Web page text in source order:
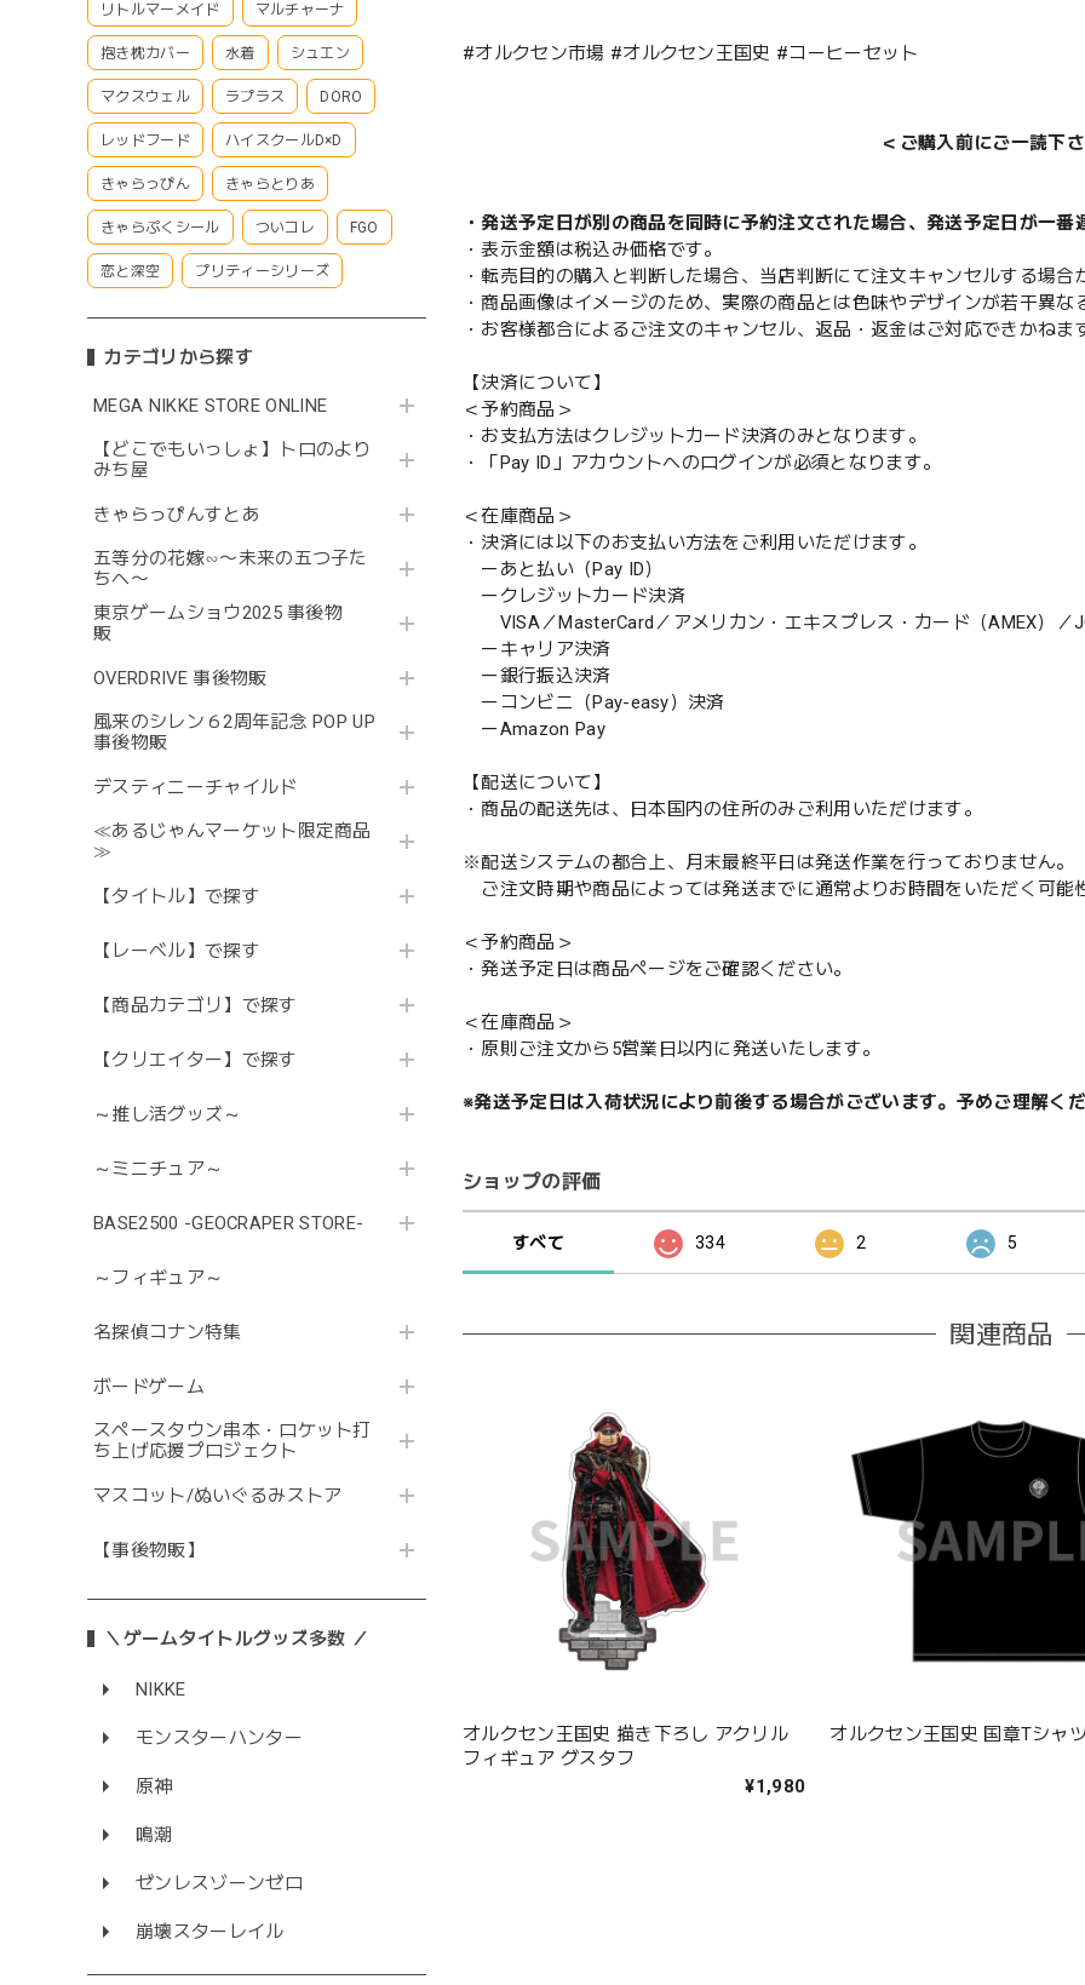
リトルマーメイド マルチャーナ
抱き枕カバー 水着 シュエン
マクスウェル ラプラス DORO
レッドフード ハイスクールD×D
きゃらっぴん きゃらとりあ
きゃらぷくシール ついコレ FGO
恋と深空 プリティーシリーズ
カテゴリから探す
MEGA NIKKE STORE ONLINE
【どこでもいっしょ】トロのより
みち屋
きゃらっぴんすとあ
五等分の花嫁∽〜未来の五つ子た
ちへ〜
東京ゲームショウ2025 事後物
販
OVERDRIVE 事後物販
風来のシレン６2周年記念 POP UP
事後物販
デスティニーチャイルド
≪あるじゃんマーケット限定商品
≫
【タイトル】で探す
【レーベル】で探す
【商品カテゴリ】で探す
【クリエイター】で探す
～推し活グッズ～
～ミニチュア～
BASE2500 -GEOCRAPER STORE-
～フィギュア～
名探偵コナン特集
ボードゲーム
スペースタウン串本・ロケット打
ち上げ応援プロジェクト
マスコット/ぬいぐるみストア
【事後物販】
＼ゲームタイトルグッズ多数 ／
NIKKE
モンスターハンター
原神
鳴潮
ゼンレスゾーンゼロ
崩壊スターレイル
#オルクセン市場 #オルクセン王国史 #コーヒーセット
＜ご購入前にご一読下
・発送予定日が別の商品を同時に予約注文された場合、発送予定日が一
・表示金額は税込み価格です。
・転売目的の購入と判断した場合、当店判断にて注文キャンセルする場合
・商品画像はイメージのため、実際の商品とは色味やデザインが若干異な
・お客様都合によるご注文のキャンセル、返品・返金はご対応できかねま
【決済について】
＜予約商品＞
・お支払方法はクレジットカード決済のみとなります。
・「Pay ID」アカウントへのログインが必須となります。
＜在庫商品＞
・決済には以下のお支払い方法をご利用いただけます。
ーあと払い（Pay ID）
ークレジットカード決済
VISA／MasterCard／アメリカン・エキスプレス・カード（AMEX）／
ーキャリア決済
ー銀行振込決済
ーコンビニ（Pay-easy）決済
ーAmazon Pay
【配送について】
・商品の配送先は、日本国内の住所のみご利用いただけます。
※配送システムの都合上、月末最終平日は発送作業を行っておりません。
ご注文時期や商品によっては発送までに通常よりお時間をいただく可能
＜予約商品＞
・発送予定日は商品ページをご確認ください。
＜在庫商品＞
・原則ご注文から5営業日以内に発送いたします。
※発送予定日は入荷状況により前後する場合がございます。予めご理解く
ショップの評価
すべて 334 2 5
関連商品
オルクセン王国史 描き下ろし アクリル
フィギュア グスタフ
¥1,980
オルクセン王国史 国章Tシャ